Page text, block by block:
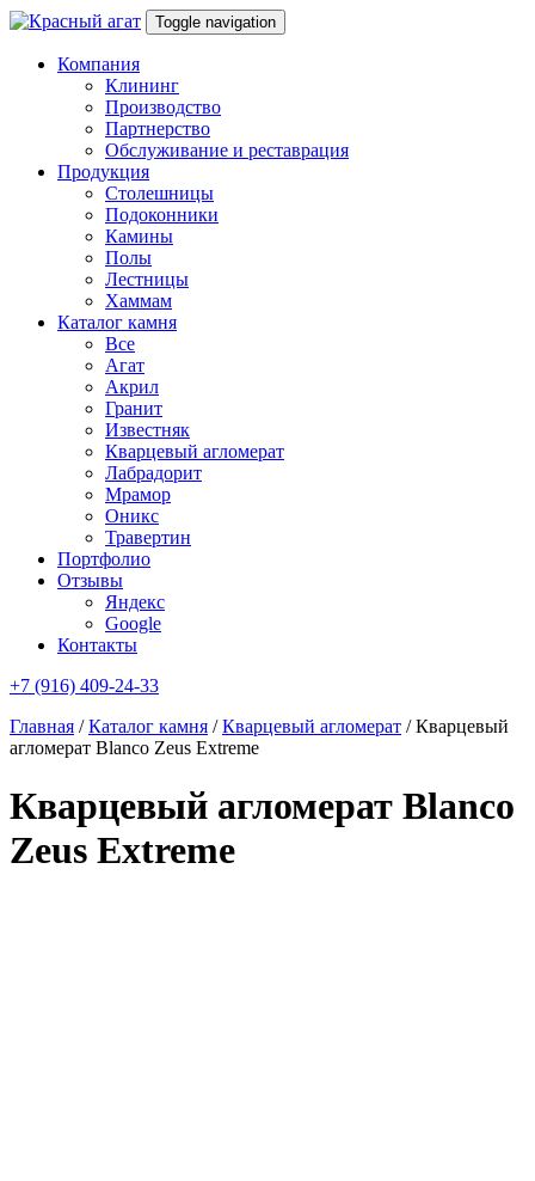
Toggle navigation
Компания
Клининг
Производство
Партнерство
Обслуживание и реставрация
Продукция
Столешницы
Подоконники
Камины
Полы
Лестницы
Хаммам
Каталог камня
Все
Агат
Акрил
Гранит
Известняк
Кварцевый агломерат
Лабрадорит
Мрамор
Оникс
Травертин
Портфолио
Отзывы
Яндекс
Google
Контакты
+7 (916) 409-24-33
Главная /Каталог камня /Кварцевый агломерат /Кварцевый
агломерат Blanco Zeus Extreme
Кварцевый агломерат Blanco
Zeus Extreme